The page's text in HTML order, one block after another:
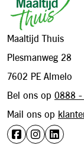
Maaltijd Thuis
Plesmanweg 28
7602 PE Almelo
Bel ons op 0888 -
Mail ons op